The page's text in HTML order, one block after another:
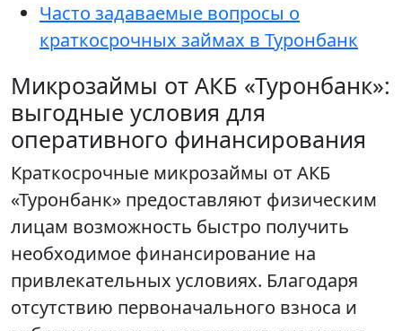
Часто задаваемые вопросы о
краткосрочных займах в Туронбанк
Микрозаймы от АКБ «Туронбанк»:
выгодные условия для
оперативного финансирования
Краткосрочные микрозаймы от АКБ
«Туронбанк» предоставляют физическим
лицам возможность быстро получить
необходимое финансирование на
привлекательных условиях. Благодаря
отсутствию первоначального взноса и